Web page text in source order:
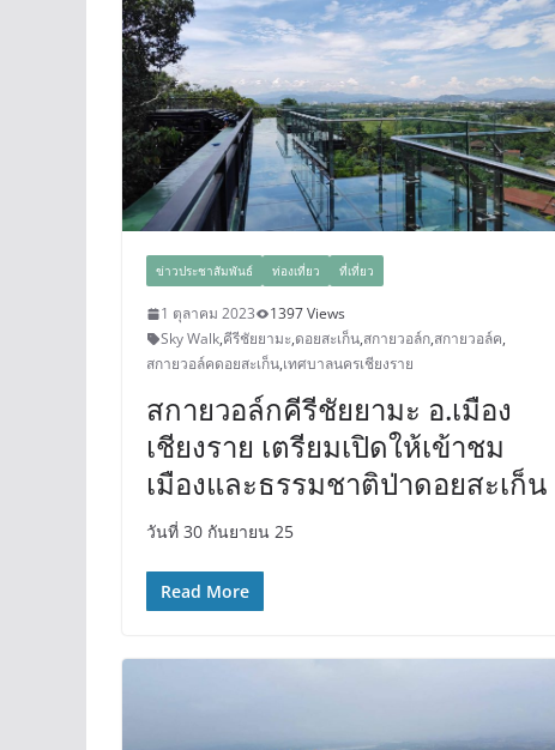
ข่าวประชาสัมพันธ์ ท่องเที่ยว ที่เที่ยว
1 ตุลาคม 2023
1397 Views
Sky Walk,คีรีชัยยามะ,ดอยสะเก็น,สกายวอล์ก,สกายวอล์ค,
สกายวอล์คดอยสะเก็น,เทศบาลนครเชียงราย
สกายวอล์กคีรีชัยยามะ อ.เมือง
เชียงราย เตรียมเปิดให้เข้าชม
เมืองและธรรมชาติป่าดอยสะเก็น
วันที่ 30 กันยายน 25
Read More